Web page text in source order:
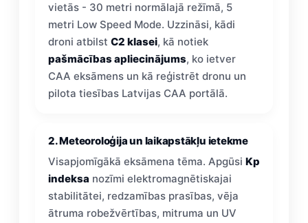
vietās - 30 metri normālajā režīmā, 5
metri Low Speed Mode. Uzzināsi, kādi
droni atbilst C2 klasei, kā notiek
pašmācības apliecinājums, ko ietver
CAA eksāmens un kā reģistrēt dronu un
pilota tiesības Latvijas CAA portālā.
2. Meteoroloģija un laikapstākļu ietekme
Visapjomīgākā eksāmena tēma. Apgūsi Kp
indeksa nozīmi elektromagnētiskajai
stabilitātei, redzamības prasības, vēja
ātruma robežvērtības, mitruma un UV